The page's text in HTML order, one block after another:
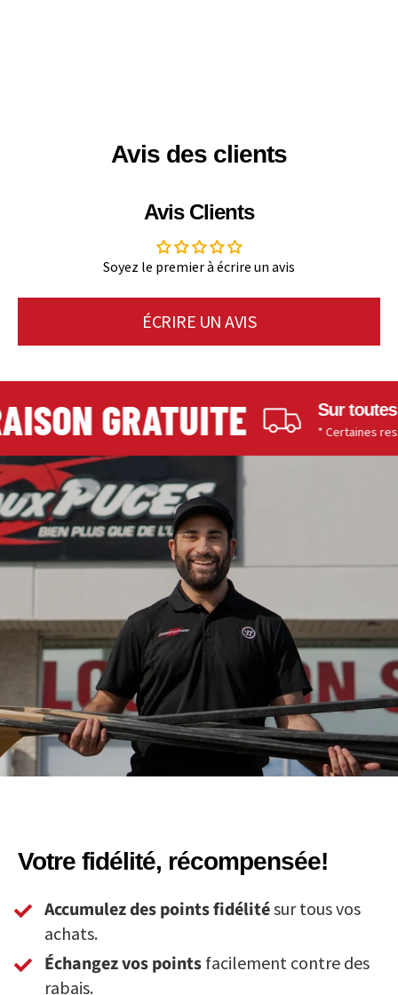
Avis des clients
Avis Clients
Soyez le premier à écrire un avis
ÉCRIRE UN AVIS
GRATUITE Sur toutes
* Certaines
Votre fidélité, récompensée!
Accumulez des points fidélitésur tous vos
achats.
Échangez vos points facilement contre des
rabais.